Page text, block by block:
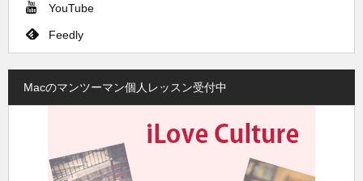
YouTube
Feedly
Macのマンツーマン個人レッスン受付中